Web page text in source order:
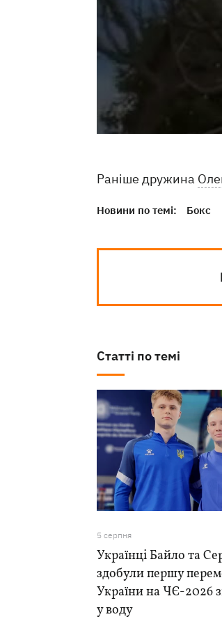
Раніше дружина
Новини по темі: Бокс
Статті по темі
5 серпня
Українці Байло та
здобули першу
України на ЧЄ-2026
у воду